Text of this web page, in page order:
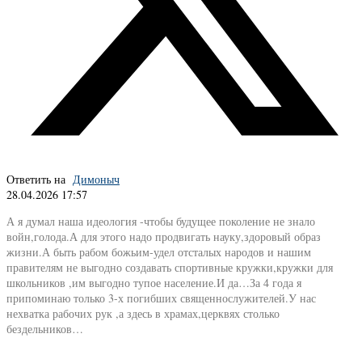
Ответить на Димоныч
28.04.2026 17:57
А я думал наша идеология -чтобы будущее поколение не знало
войн,голода.А для этого надо продвигать науку,здоровый образ
жизни.А быть рабом божьим-удел отсталых народов и нашим
правителям не выгодно создавать спортивные кружки,кружки для
школьников ,им выгодно тупое население.И да…За 4 года я
припоминаю только 3-х погибших священнослужителей.У нас
нехватка рабочих рук ,а здесь в храмах,церквях столько
бездельников…